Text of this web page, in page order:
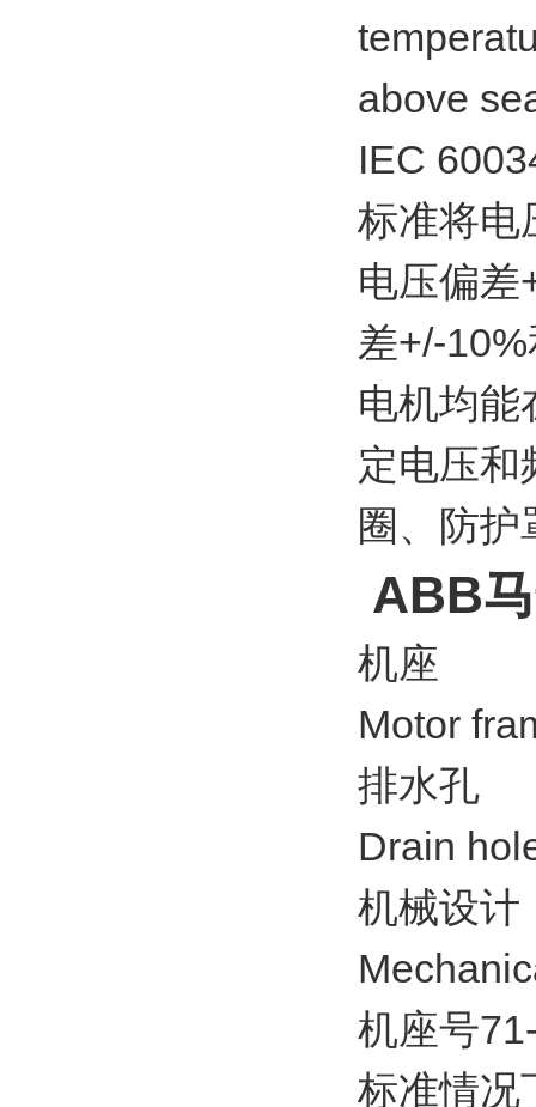
above
IEC
标准将电
电压偏差
差+/-
电机均能
定电压和
圈、防护
ABB
机座
Motor
排水孔
Drain
机械设计
机座号
标准情况